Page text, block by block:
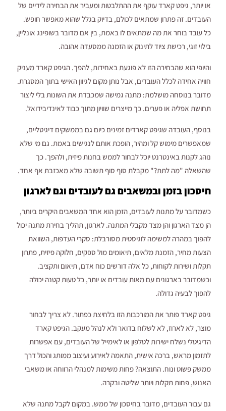
או יותר, גיפט קארד עוקף את ההתלבטות ומעביר את הבחירה לידיים של
העובדים. זה פתרון שמתאים לכולם, בדיוק בגלל שהוא מאפשר חופש.
כל עובד בוחר את מה שמתאים לו באמת, בין אם מדובר בשופינג אונליין,
בילוי זוגי, רכישת ציוד לתינוק או הזמנה ממסעדה אהובה.
והיופי הוא שהבחירה הזו לא פוגעת באחידות, להפך. הגיפט קארד מעניק
חוויה אחידה לכלל העובדים, אבל נותן מקום לגיוון האישי בתוך המסגרת.
מדובר בנוסחה מושלמת: מתנה גמישה שמכבדת את השונות בלי ליצור
תחושת אפליה או פערים. כך מייצרים שוויון מתוך כבוד לאינדיבידואל.
בנוסף, העובדה שגיפט קארדים זמינים כיום גם בממשקים דיגיטליים,
שמאפשרים מימוש קל ומהיר, הופכת אותם לנגישים באמת. גם מי שלא
נוהג לקנות באינטרנט יוכל לבחור לממש בחנות פיזית, ולהפך. כך
שהשאלה "מה לתת?" מקבלת סוף סוף תשובה שלא מאכזבת אף אחד.
חיסכון בזמן ובמשאבים גם לעובדים וגם לארגון
כשמדובר על מתנות לעובדים, הזמן הוא אחד המשאבים היקרים ביותר,
הן מצד הארגון והן מצד מקבלי המתנה. לארגון, תהליך בחירת מתנה יכול
להפוך במהרה למשימה לוגיסטית מסורבלת: סקרי העדפות, השוואת
הצעות מחיר, הזמנת מלאים, תיאומים מול ספקים, חלוקה פיזית, פתרון
תקלות ושירות לקוחות, כל אלה דורשים כוח אדם, תיאום ותקציב.
וכשמדובר בארגונים עם מאות עובדים או יותר, כל טעות קטנה יכולה
להפוך לבעיה גדולה.
גיפט קארד פותר את המורכבות הזו בלחיצת כפתור. לא צריך לבחור
מוצר, לא לארוז, לא לשלוח בדואר ולא לנהל מעקב. הגיפט קארד
הדיגיטלי נשלח ישירות לטלפון או לאימייל של העובדים, עם אפשרות
לתזמון מראש, ברכה אישית, התאמה לאירוע ועיצוב ממותג והכול דרך
ממשק פשוט ונוח. התוצאה? פחות משימות למנהלי הרווחה או משאבי
האנוש, פחות תקלות ויותר שליטה ובקרה.
גם עבור העובדים, מדובר בחיסכון של ממש. במקום לקבל מתנה שלא